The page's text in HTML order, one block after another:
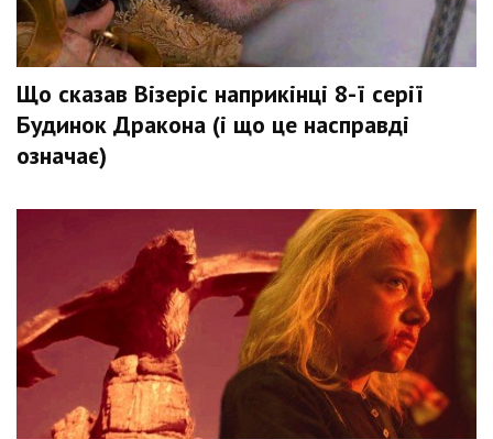
Що сказав Візеріс наприкінці 8-ї серії
Будинок Дракона (і що це насправді
означає)